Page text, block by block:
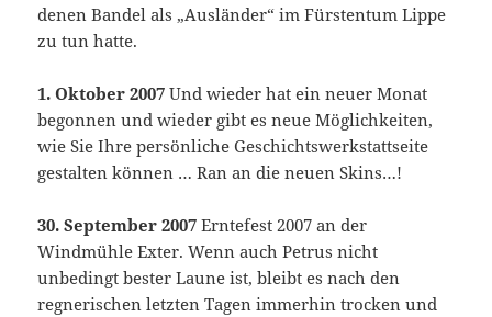
denen Bandel als „Ausländer“ im Fürstentum Lippe
zu tun hatte.
1. Oktober 2007 Und wieder hat ein neuer Monat
begonnen und wieder gibt es neue Möglichkeiten,
wie Sie Ihre persönliche Geschichtswerkstattseite
gestalten können … Ran an die neuen Skins…!
30. September 2007 Erntefest 2007 an der
Windmühle Exter. Wenn auch Petrus nicht
unbedingt bester Laune ist, bleibt es nach den
regnerischen letzten Tagen immerhin trocken und